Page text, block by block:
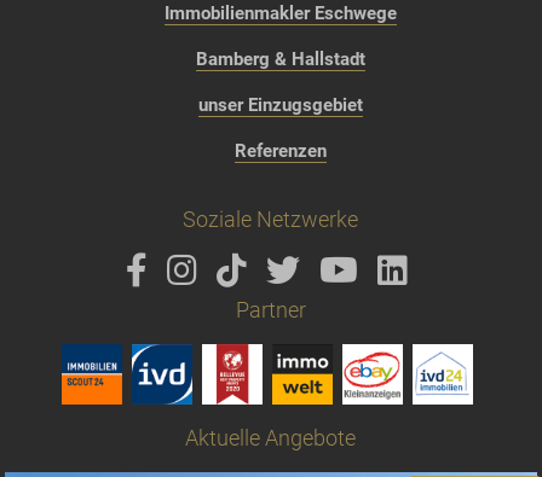
Immobilienmakler Eschwege
Bamberg & Hallstadt
unser Einzugsgebiet
Referenzen
Soziale Netzwerke
Partner
Aktuelle Angebote